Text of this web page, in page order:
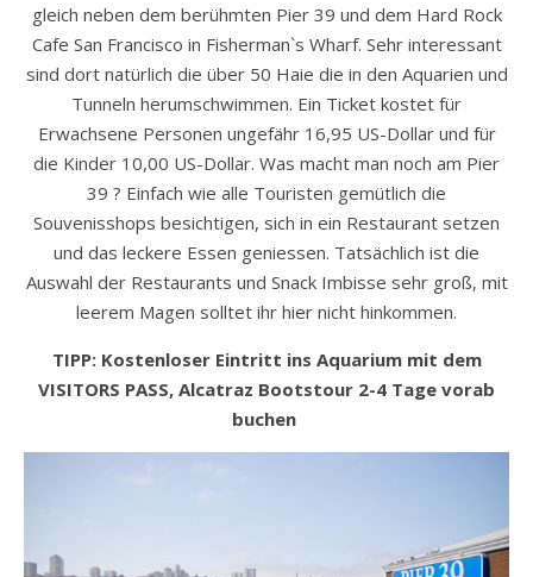
gleich neben dem berühmten Pier 39 und dem Hard Rock
Cafe San Francisco in Fisherman`s Wharf. Sehr interessant
sind dort natürlich die über 50 Haie die in den Aquarien und
Tunneln herumschwimmen. Ein Ticket kostet für
Erwachsene Personen ungefähr 16,95 US-Dollar und für
die Kinder 10,00 US-Dollar. Was macht man noch am Pier
39 ? Einfach wie alle Touristen gemütlich die
Souvenisshops besichtigen, sich in ein Restaurant setzen
und das leckere Essen geniessen. Tatsächlich ist die
Auswahl der Restaurants und Snack Imbisse sehr groß, mit
leerem Magen solltet ihr hier nicht hinkommen.
TIPP: Kostenloser Eintritt ins Aquarium mit dem
VISITORS PASS, Alcatraz Bootstour 2-4 Tage vorab
buchen